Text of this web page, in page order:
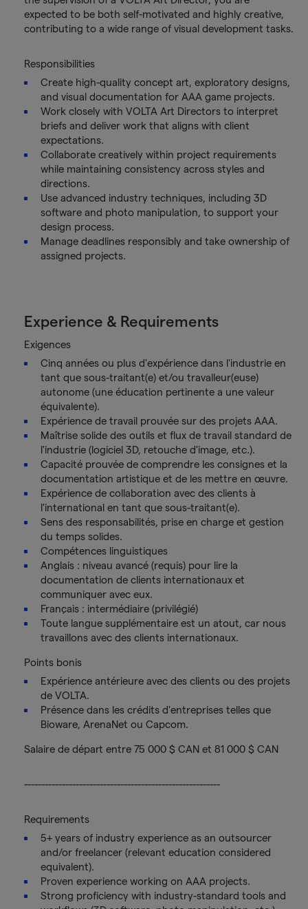
expected to be both self-motivated and highly creative,
contributing to a wide range of visual development tasks.
Responsibilities
Create high-quality concept art, exploratory designs,
and visual documentation for AAA game projects.
Work closely with VOLTA Art Directors to interpret
briefs and deliver work that aligns with client
expectations.
Collaborate creatively within project requirements
while maintaining consistency across styles and
directions.
Use advanced industry techniques, including 3D
software and photo manipulation, to support your
design process.
Manage deadlines responsibly and take ownership of
assigned projects.
Experience & Requirements
Exigences
Cinq années ou plus d'expérience dans l'industrie en
tant que sous-traitant(e) et/ou travalleur(euse)
autonome (une éducation pertinente a une valeur
équivalente).
Expérience de travail prouvée sur des projets AAA.
Maîtrise solide des outils et flux de travail standard de
l'industrie (logiciel 3D, retouche d'image, etc.).
Capacité prouvée de comprendre les consignes et la
documentation artistique et de les mettre en œuvre.
Expérience de collaboration avec des clients à
l'international en tant que sous-traitant(e).
Sens des responsabilités, prise en charge et gestion
du temps solides.
Compétences linguistiques
Anglais : niveau avancé (requis) pour lire la
documentation de clients internationaux et
communiquer avec eux.
Français : intermédiaire (privilégié)
Toute langue supplémentaire est un atout, car nous
travaillons avec des clients internationaux.
Points bonis
Expérience antérieure avec des clients ou des projets
de VOLTA.
Présence dans les crédits d'entreprises telles que
Bioware, ArenaNet ou Capcom.
Salaire de départ entre 75 000 $ CAN et 81 000 $ CAN
---------------------------------------------------------
Requirements
5+ years of industry experience as an outsourcer
and/or freelancer (relevant education considered
equivalent).
Proven experience working on AAA projects.
Strong proficiency with industry-standard tools and